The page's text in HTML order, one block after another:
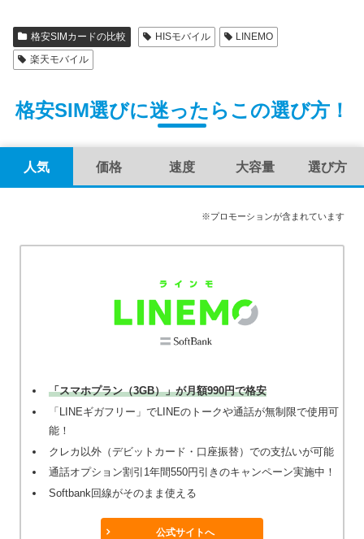
格安SIMカードの比較 HISモバイル
LINEMO
楽天モバイル
格安SIM選びに迷ったらこの選び方！
人気 価格 速度 大容量 選び方
※プロモーションが含まれています
「スマホプラン（3GB）」が月額990円で格安
「LINEギガフリー」でLINEのトークや通話が無制限で使用可
能！
クレカ以外（デビットカード・口座振替）での支払いが可能
通話オプション割引1年間550円引きのキャンペーン実施中！
Softbank回線がそのまま使える
公式サイトへ